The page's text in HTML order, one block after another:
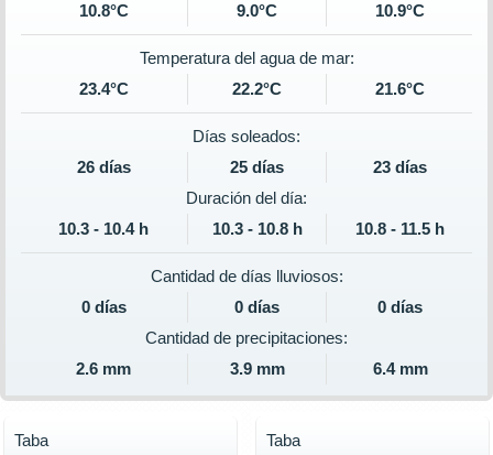
10.8°C
9.0°C 10.9°C
Temperatura del agua de mar:
23.4°C
22.2°C 21.6°C
Días soleados:
26 días
25 días
23 días
Duración del día:
10.3 - 10.4 h
10.3 - 10.8 h 10.8 - 11.5 h
Cantidad de días lluviosos:
0 días
0 días
0 días
Cantidad de precipitaciones:
2.6 mm
3.9 mm 6.4 mm
Taba Taba